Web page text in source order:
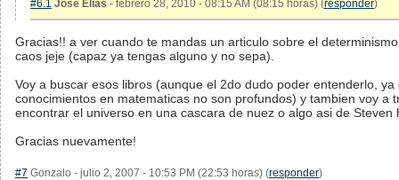
#6.1 José Elías - febrero 28, 2010 - 08:15 AM (08:15 horas) (responder)
Gracias!! a ver cuando te mandas un articulo sobre el
caos jeje (capaz ya tengas alguno y no sepa).
Voy a buscar esos libros (aunque el 2do dudo poder entenderlo, ya
conocimientos en matematicas no son profundos) y tambien voy a
encontrar el universo en una cascara de nuez o algo asi de Steven
Gracias nuevamente!
#7 Gonzalo - julio 2, 2007 - 10:53 PM (22:53 horas) (responder)